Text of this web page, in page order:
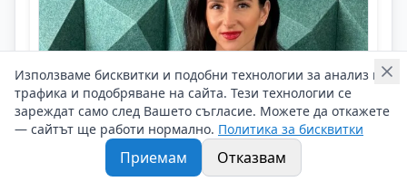
Пламена Тотева - DSK Bank
Използваме бисквитки и подобни технологии за анализ на
трафика и подобряване на сайта. Тези технологии се
зареждат само след Вашето съгласие. Можете да откажете
— сайтът ще работи нормално. Политика за бисквитки
Приемам Отказвам